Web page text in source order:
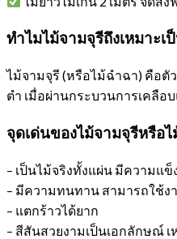
ทำไมไม้จามจุรีถึงเหมาะเ
ไม้จามจุรี (หรือไม้ฉำฉา) คือ
ตำ เมื่อผ่านกระบวนการเคลือ
จุดเด่นของไม้จามจุรีหรือ
– เป็นไม้จริงทั้งแผ่น มีความแข็
– มีความทนทาน สามารถใช้ง
– แตกร้าวได้ยาก
– สีสันสวยงามเป็นเอกลักษณ์